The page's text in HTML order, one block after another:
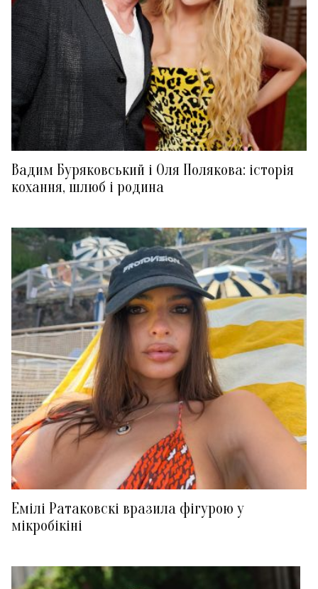
Вадим Буряковський і Оля Полякова: історія
кохання, шлюб і родина
Емілі Ратаковскі вразила фігурою у
мікробікіні